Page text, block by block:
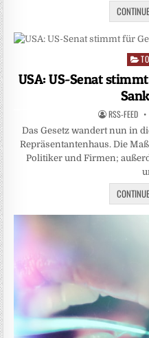
USA: US-Senat
RSS-FEED
Das Gesetz wandert nun in
Repräsentantenhaus. Die
Politiker und Firmen;